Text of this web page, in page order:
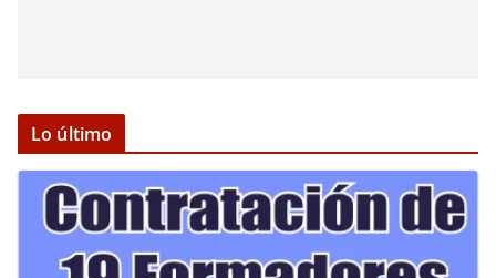
Lo último